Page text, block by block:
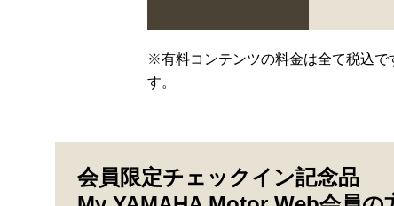
※有料コンテンツの料金は全て税込
す。
会員限定チェックイン記念品